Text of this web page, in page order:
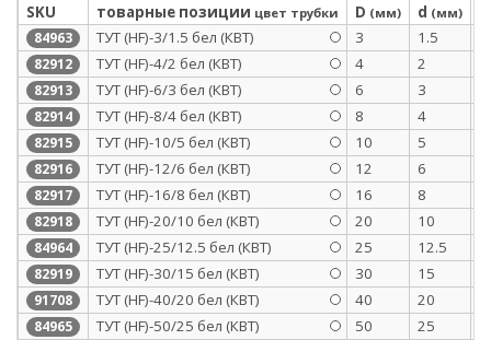
SKU товарные позиции цвет трубки D (мм) d (мм)
84963 ТУТ (HF)-3/1.5 бел (КВТ) 3 1.5
82912 ТУТ (HF)-4/2 бел (КВТ) 4 2
82913 ТУТ (HF)-6/3 бел (КВТ) 6 3
82914 ТУТ (HF)-8/4 бел (КВТ) 8 4
82915 ТУТ (HF)-10/5 бел (КВТ) 10 5
82916 ТУТ (HF)-12/6 бел (КВТ) 12 6
82917 ТУТ (HF)-16/8 бел (КВТ) 16 8
82918 ТУТ (HF)-20/10 бел (КВТ) 20 10
84964 ТУТ (HF)-25/12.5 бел (КВТ) 25 12.5
82919 ТУТ (HF)-30/15 бел (КВТ) 30 15
91708 ТУТ (HF)-40/20 бел (КВТ) 40 20
84965 ТУТ (HF)-50/25 бел (КВТ) 50 25